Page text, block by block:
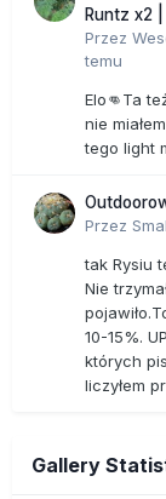
Runtz x2 |
Przez
temu
Elo👊Ta
nie
tego light
Przez
tak Rysiu
Nie
10-15%.
których
liczyłem
Gallery